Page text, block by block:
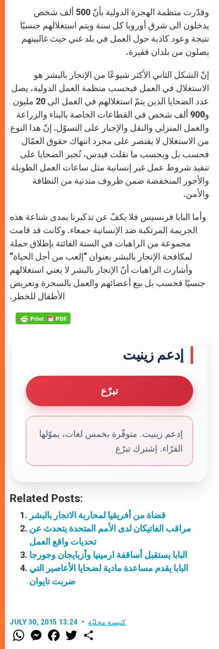
وقدّرت منظمة الهجرة الدولية بأنّ 500 ألف شخص
يدخلون الى شرق أوروبا كل سنة ويتم استغلالهم جنسيًا
نتيجة وعود كاذبة حول العمل في بلد غني حيث غالبيتهم
يصلون من بلدان فقيرة.
إنّ الشكل الثاني الأكثر شيوعًا من الإتجار بالبشر هو
الاستغلال في العمل فبحسب منظمة العمل الدولية، يصل
عدد الضحايا الذين يتمّ استغلالهم في العمل الى 20 مليون
و900 ألف شخص في القطاعات الخاصة بالبناء والزراعة
والعمل المنزلي والنقل والإجبار على التسوّل. إنّ هذا النوع
من الاستغلال لا يقتصر على مجرد انتهاك حقوق العمّال
فحسب بل وبحسب ما نقلت فيدس، تُجبر الضحايا على
تنفيذ شروط عمل غير إنسانية مثل ساعات العمل الطويلة
والأجور المنخفضة ضمن ظروف متدنية من النظافة
والأمن.
وأما البابا فرنسيس فلا يكفّ عن تذكيرنا بمدى شناعة هذه
الجريمة المرتكبة ضد الإنسانية جمعاء. وكانت قد قامت
مجموعة من الراهبات في السنة الفائتة بإطلاق حملة
لمكافحة الإتجار بالبشر بعنوان “إلعب من أجل الحياة”
وأشارت الراهبات أنّ الإتجار بالبشر لا يعني استغلالهم
جنسيًا فحسب بل بيع أعضائهم والعمل بالسخرة وتعريض
الأطفال للخطر.
إدعم زينيت
تبرّع
إدعم زينيت. متوفّرة بخمس لغات، يموّلها
القرّاء. إشترك تبرّع
Related Posts:
قضاة من أفريقيا لمحاربة الاتجار بالبشر
مراقب الفاتيكان لدى الأمم المتحدة يتحدث عن
تحديات واقع العمل
البابا يستقبل أساقفة ارمينيا وأزبايجان وجورجا
البابا يقدم مساعدة مادية لضحايا الأعاصير التي
ضربت تايوان
JULY 30, 2015 13:24 كنيسة محليّة
W
h
M
e
F
a
T
w